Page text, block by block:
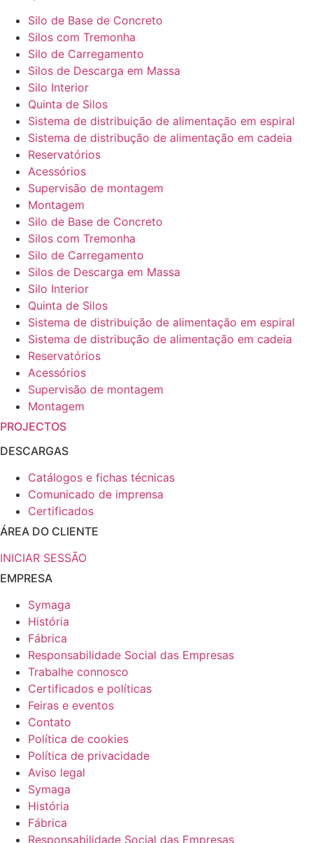
Silo de Base de Concreto
Silos com Tremonha
Silo de Carregamento
Silos de Descarga em Massa
Silo Interior
Quinta de Silos
Sistema de distribuição de alimentação em espiral
Sistema de distribução de alimentação em cadeia
Reservatórios
Acessórios
Supervisão de montagem
Montagem
Silo de Base de Concreto
Silos com Tremonha
Silo de Carregamento
Silos de Descarga em Massa
Silo Interior
Quinta de Silos
Sistema de distribuição de alimentação em espiral
Sistema de distribução de alimentação em cadeia
Reservatórios
Acessórios
Supervisão de montagem
Montagem
PROJECTOS
DESCARGAS
Catálogos e fichas técnicas
Comunicado de imprensa
Certificados
ÁREA DO CLIENTE
INICIAR SESSÃO
EMPRESA
Symaga
História
Fábrica
Responsabilidade Social das Empresas
Trabalhe connosco
Certificados e políticas
Feiras e eventos
Contato
Política de cookies
Política de privacidade
Aviso legal
Symaga
História
Fábrica
Responsabilidade Social das Empresas